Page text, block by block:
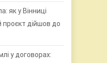
як у Вінниці
проєкт дійшов до
у договорах: